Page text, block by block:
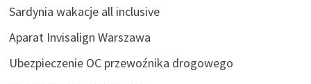
Sardynia wakacje all inclusive
Aparat Invisalign Warszawa
Ubezpieczenie OC przewoźnika drogowego